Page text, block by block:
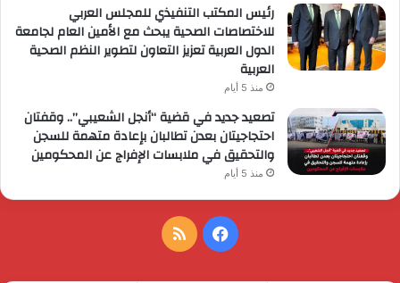
رئيس المكتب التنفيذي للمجلس العربي
للاختصاصات الصحية يبحث مع الأمين العام لجامعة
الدول العربية تعزيز التعاون لتطوير النظم الصحية
العربية
منذ 5 أيام
تصعيد جديد في قضية “أنجل الشعيبي”.. وقفتان
احتجاجيتان بعدن تطالبان بإعادة متهمة للسجن
والتحقيق في ملابسات الإفراج عن المحكومين
منذ 5 أيام
فيسبوكملخص